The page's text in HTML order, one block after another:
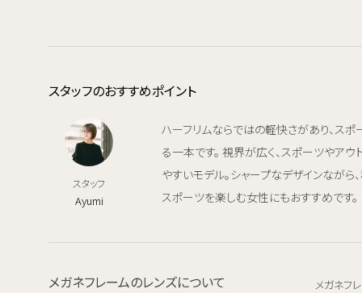
スタッフのおすすめポイント
スタッフ
Ayumi
ハーフリムならではの軽快さがあり、ス
る一本です。 視界が広く、スポーツやア
やすいモデル。シャープなデザインながら
スポーツを楽しむ女性にもおすすめです。
メガネフレームのレンズについて メガネフ